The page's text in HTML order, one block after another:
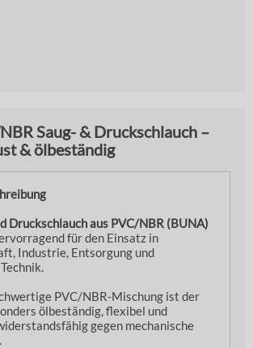
Saug- & Druckschlauch –
& ölbeständig
Druckschlauch aus PVC/NBR (BUNA)
für den Einsatz in
Industrie, Entsorgung und
PVC/NBR-Mischung ist der
ölbeständig, flexibel und
gegen mechanische